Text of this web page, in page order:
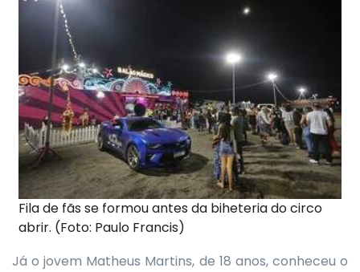
Fila de fãs se formou antes da biheteria do circo
abrir. (Foto: Paulo Francis)
Já o jovem Matheus Martins, de 18 anos, conheceu o